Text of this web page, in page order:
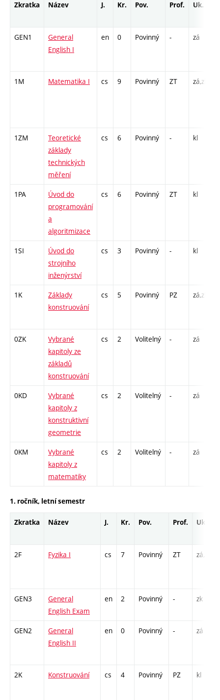
Zkratka Název J. Kr. Pov. Prof. Uk.
GEN1
General
English I
en 0 Povinný - zá
1M Matematika I cs 9 Povinný ZT zá,zk
1ZM
Teoretické
základy
technických
měření
cs 6 Povinný - kl
1PA
Úvod do
programování
a
algoritmizace
cs 6 Povinný ZT kl
1SI
Úvod do
strojního
inženýrství
cs 3 Povinný - kl
1K
Základy
konstruování
cs 5 Povinný PZ zá,zk
0ZK
Vybrané
kapitoly ze
základů
konstruování
cs 2 Volitelný - zá
0KD
Vybrané
kapitoly z
konstruktivní
geometrie
cs 2 Volitelný - zá
0KM
Vybrané
kapitoly z
matematiky
cs 2 Volitelný - zá
1. ročník, letní semestr
Zkratka Název J. Kr. Pov. Prof. Uk.
2F Fyzika I cs 7 Povinný ZT zá,zk
GEN3
General
English Exam
en 2 Povinný - zk
GEN2
General
English II
en 0 Povinný - zá
2K Konstruování cs 4 Povinný PZ kl